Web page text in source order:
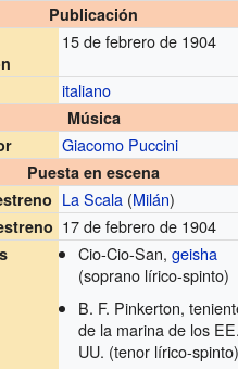
Publicación
15 de febrero de 1904
italiano
Música
Giacomo Puccini
Puesta en escena
La Scala (Milán)
17 de febrero de 1904
Cio-Cio-San, geisha
(soprano lírico-spinto)
B. F. Pinkerton,
de la marina de los EE.
UU. (tenor lírico-spinto)